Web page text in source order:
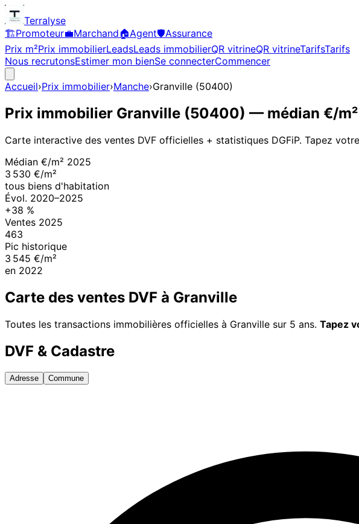
Terralyse
🏗️Promoteur💼Marchand🏠Agent🛡️Assurance
Prix m²Prix immobilierLeadsLeads immobilierQR vitrineQR vitrineTarifsTarifs
Nous recrutonsEstimer mon bienSe connecterCommencer
Accueil›Prix immobilier›Manche›Granville (50400)
Prix immobilier Granville (50400) — médian €/
Carte interactive des ventes DVF officielles + statistiques DGFiP. Tapez
Médian €/m² 2025
3 530 €/m²
tous biens d'habitation
Évol. 2020–2025
+38 %
Ventes 2025
463
Pic historique
3 545 €/m²
en 2022
Carte des ventes DVF à Granville
Toutes les transactions immobilières officielles à Granville sur 5 ans. Tapez
DVF & Cadastre
Adresse Commune